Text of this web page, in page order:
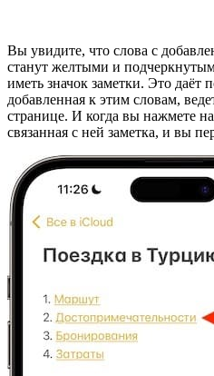
Вы увидите, что слова с
станут желтыми и
иметь значок заметки. Это даёт
добавленная к этим словам,
странице. И когда вы нажмете
связанная с ней заметка, и вы